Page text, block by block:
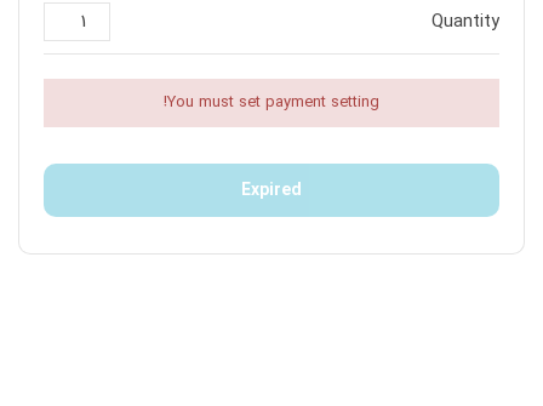
Quantity
You must set payment setting!
Expired